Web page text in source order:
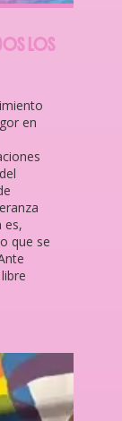
LOS
en
es,
que se